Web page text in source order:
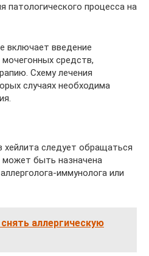
патологического процесса на
включает введение
средств,
Схему лечения
случаях необходима
следует обращаться
может быть назначена
иммунолога или
аллергическую